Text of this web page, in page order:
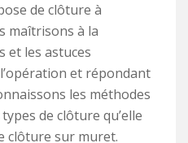
de clôture à
maîtrisons à la
et les astuces
et répondant
les méthodes
de clôture qu’elle
clôture sur muret.